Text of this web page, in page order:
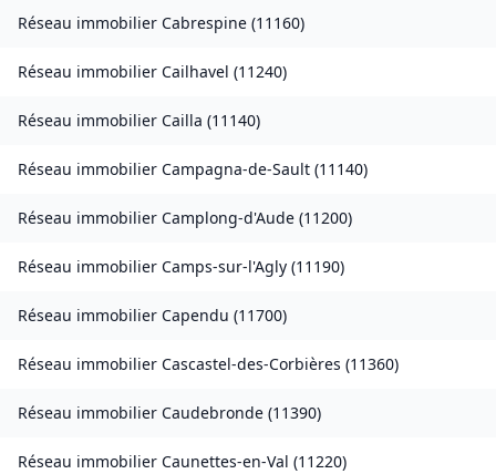
Réseau immobilier Cabrespine (11160)
Réseau immobilier Cailhavel (11240)
Réseau immobilier Cailla (11140)
Réseau immobilier Campagna-de-Sault (11140)
Réseau immobilier Camplong-d'Aude (11200)
Réseau immobilier Camps-sur-l'Agly (11190)
Réseau immobilier Capendu (11700)
Réseau immobilier Cascastel-des-Corbières (11360)
Réseau immobilier Caudebronde (11390)
Réseau immobilier Caunettes-en-Val (11220)